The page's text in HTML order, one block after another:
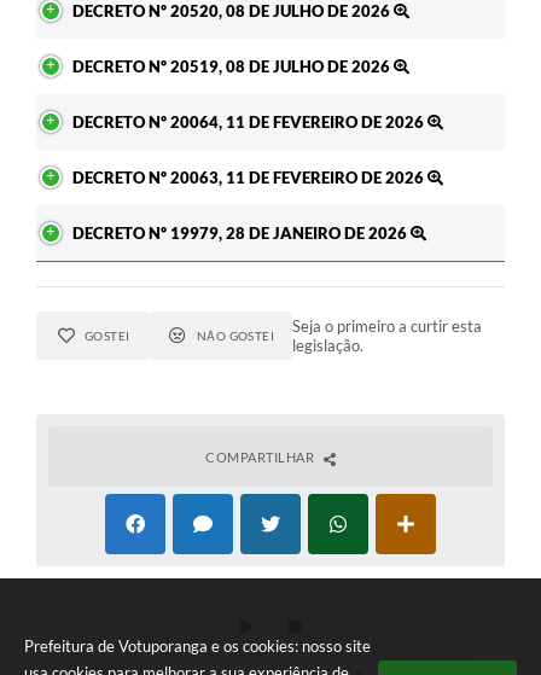
Prefeitura de Votuporanga e os cookies: nosso site
DECRETO Nº 20520, 08 DE JULHO DE 2026
DECRETO Nº 20519, 08 DE JULHO DE 2026
DECRETO Nº 20064, 11 DE FEVEREIRO DE 2026
DECRETO Nº 20063, 11 DE FEVEREIRO DE 2026
DECRETO Nº 19979, 28 DE JANEIRO DE 2026
GOSTEI NÃO GOSTEI
Seja o primeiro a curtir esta
legislação.
COMPARTILHAR